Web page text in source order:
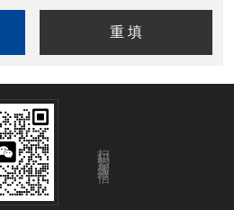
扫码添加微信